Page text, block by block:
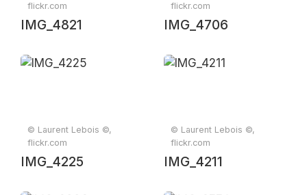
flickr.com
IMG_4821
flickr.com
IMG_4706
© Laurent Lebois ©,
flickr.com
IMG_4225
© Laurent Lebois ©,
flickr.com
IMG_4211